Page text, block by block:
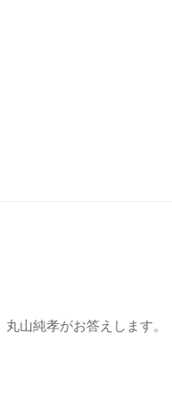
山純孝がお答えします。